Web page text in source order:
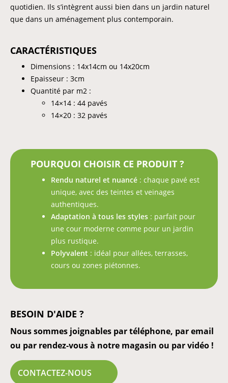
quotidien. Ils s’intègrent aussi bien dans un jardin naturel
que dans un aménagement plus contemporain.
CARACTÉRISTIQUES
Dimensions : 14x14cm ou 14x20cm
Epaisseur : 3cm
Quantité par m2 :
14×14 : 44 pavés
14×20 : 32 pavés
POURQUOI CHOISIR CE PRODUIT ?
Rendu naturel et nuancé : chaque pavé est
unique, avec des teintes et veinages
authentiques.
Adaptation à tous les styles : parfait pour
une cour moderne comme pour un jardin
plus rustique.
Polyvalent : idéal pour allées, terrasses,
cours ou zones piétonnes.
BESOIN D'AIDE ?
Nous sommes joignables par téléphone, par email
ou par rendez-vous à notre magasin ou par vidéo !
CONTACTEZ-NOUS